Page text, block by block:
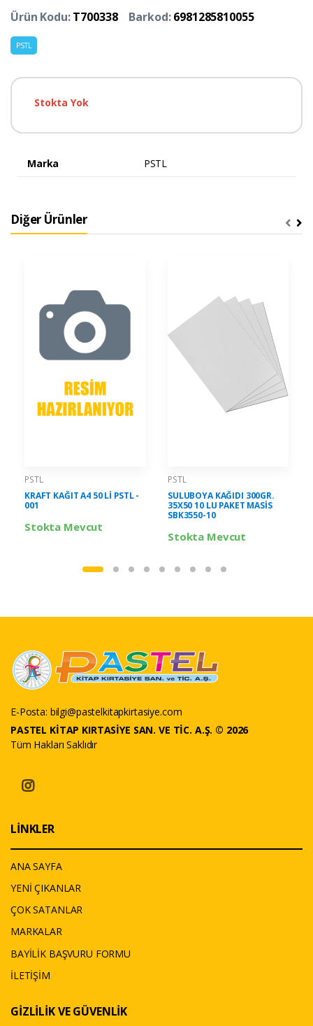
Ürün Kodu:T700338 Barkod:6981285810055
PSTL
Stokta Yok
Marka PSTL
Diğer Ürünler
PSTL
KRAFT KAĞIT A4 50 Lİ PSTL -
001
Stokta Mevcut
PSTL
SULUBOYA KAĞIDI 300GR.
35X50 10 LU PAKET MASİS
SBK3550-10
Stokta Mevcut
E-Posta: bilgi@pastelkitapkirtasiye.com
PASTEL KİTAP KIRTASİYE SAN. VE TİC. A.Ş. © 2026
Tüm Hakları Saklıdır
LİNKLER
ANA SAYFA
YENİ ÇIKANLAR
ÇOK SATANLAR
MARKALAR
BAYİLİK BAŞVURU FORMU
İLETİŞİM
GİZLİLİK VE GÜVENLİK